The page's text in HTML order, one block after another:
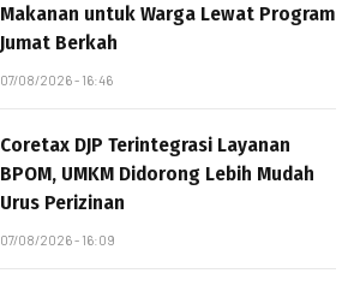
Makanan untuk Warga Lewat Program
Jumat Berkah
07/08/2026 - 16:46
Coretax DJP Terintegrasi Layanan
BPOM, UMKM Didorong Lebih Mudah
Urus Perizinan
07/08/2026 - 16:09